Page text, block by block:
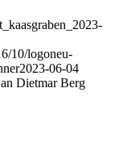
10/logoneu-
2023-06-04
Dietmar Berg